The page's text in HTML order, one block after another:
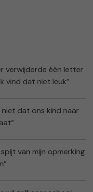
verwijderde één letter
vind dat niet leuk”
niet dat ons kind naar
spijt van mijn opmerking